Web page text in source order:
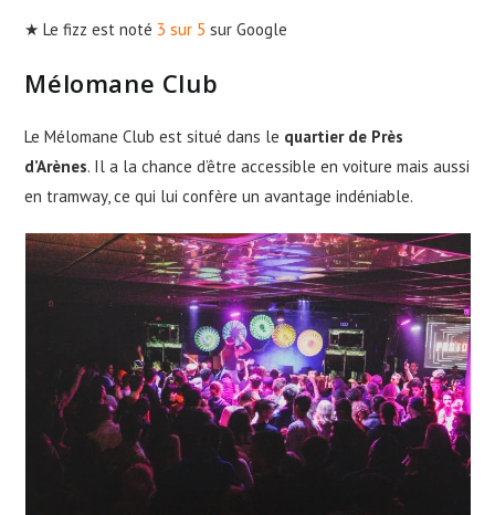
★ Le fizz est noté 3 sur 5 sur Google
Mélomane Club
Le Mélomane Club est situé dans le quartier de Près
d’Arènes. Il a la chance d’être accessible en voiture mais aussi
en tramway, ce qui lui confère un avantage indéniable.